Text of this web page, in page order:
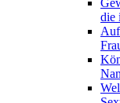
die